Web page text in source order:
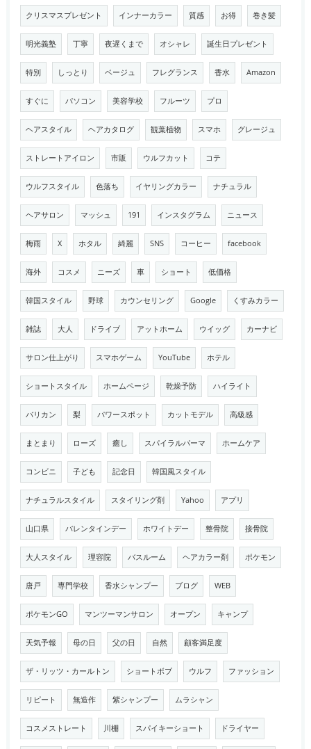
クリスマスプレゼント インナーカラー 質感 お得 巻き髪
明光義塾 丁寧 夜遅くまで オシャレ 誕生日プレゼント
特別 しっとり ベージュ フレグランス 香水 Amazon
すぐに パソコン 美容学校 フルーツ プロ
ヘアスタイル ヘアカタログ 観葉植物 スマホ グレージュ
ストレートアイロン 市販 ウルフカット コテ
ウルフスタイル 色落ち イヤリングカラー ナチュラル
ヘアサロン マッシュ 191 インスタグラム ニュース
梅雨 X ホタル 綺麗 SNS コーヒー facebook
海外 コスメ ニーズ 車 ショート 低価格
韓国スタイル 野球 カウンセリング Google くすみカラー
雑誌 大人 ドライブ アットホーム ウイッグ カーナビ
サロン仕上がり スマホゲーム YouTube ホテル
ショートスタイル ホームページ 乾燥予防 ハイライト
バリカン 梨 パワースポット カットモデル 高級感
まとまり ローズ 癒し スパイラルパーマ ホームケア
コンビニ 子ども 記念日 韓国風スタイル
ナチュラルスタイル スタイリング剤 Yahoo アプリ
山口県 バレンタインデー ホワイトデー 整骨院 接骨院
大人スタイル 理容院 バスルーム ヘアカラー剤 ポケモン
唐戸 専門学校 香水シャンプー ブログ WEB
ポケモンGO マンツーマンサロン オープン キャンプ
天気予報 母の日 父の日 自然 顧客満足度
ザ・リッツ・カールトン ショートボブ ウルフ ファッション
リピート 無造作 紫シャンプー ムラシャン
コスメストレート 川棚 スパイキーショート ドライヤー